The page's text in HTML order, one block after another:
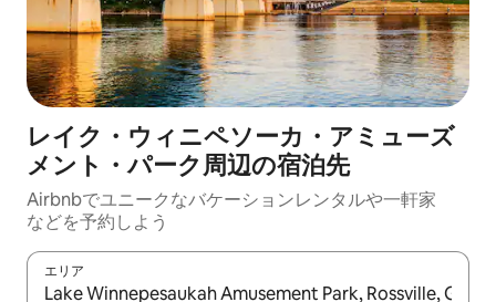
レイク・ウィニペソーカ・アミューズ
メント・パーク⁠周⁠辺⁠の宿⁠泊⁠先
Airbnbでユニークなバ⁠ケ⁠ー⁠シ⁠ョ⁠ンレ⁠ン⁠タ⁠ルや一⁠軒⁠家
な⁠ど⁠を予⁠約⁠し⁠よ⁠う
エリア
検索結果が表示されたら、上下の矢印キーを使って移動するか